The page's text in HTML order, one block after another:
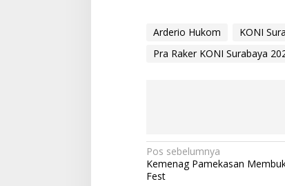
Arderio Hukom KONI
Pra Raker KONI Surabaya
N
a
Pos sebelumnya
Kemenag Pamekasan
Fest